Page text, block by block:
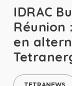
IDRAC
Réunion
en